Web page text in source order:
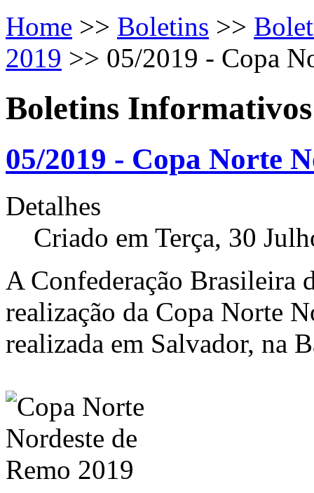
Home >> Boletins >>
2019 >> 05/2019 - Copa
Boletins Informativos
05/2019 - Copa Norte
Detalhes
Criado em Terça, 30
A Confederação Brasileira
realização da Copa Norte
realizada em Salvador, na